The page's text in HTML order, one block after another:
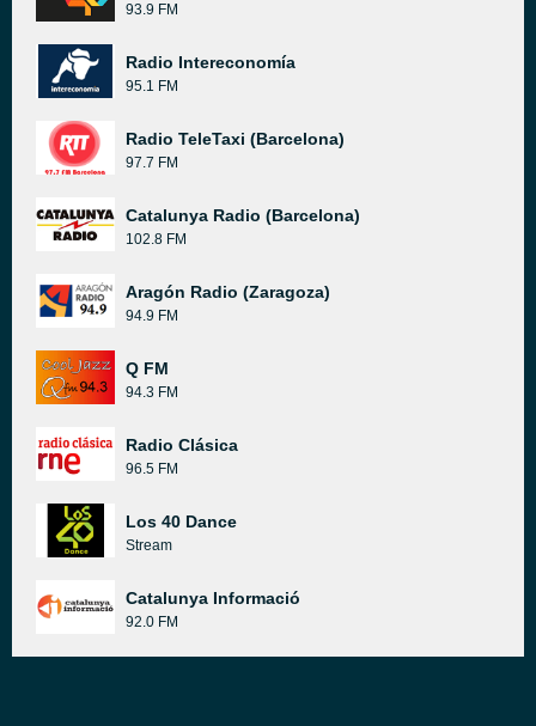
93.9 FM
Radio Intereconomía
95.1 FM
Radio TeleTaxi (Barcelona)
97.7 FM
Catalunya Radio (Barcelona)
102.8 FM
Aragón Radio (Zaragoza)
94.9 FM
Q FM
94.3 FM
Radio Clásica
96.5 FM
Los 40 Dance
Stream
Catalunya Informació
92.0 FM